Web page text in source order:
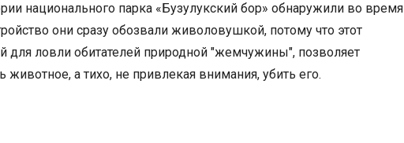
национального парка «Бузулукский бор» обнаружили во время
они сразу обозвали живоловушкой, потому что этот
для ловли обитателей природной "жемчужины", позволяет
а тихо, не привлекая внимания, убить его.